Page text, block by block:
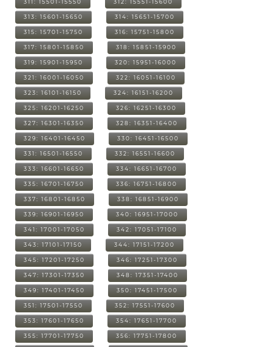
311: 15501-15550 312: 15551-15600
313: 15601-15650 314: 15651-15700
315: 15701-15750 316: 15751-15800
317: 15801-15850 318: 15851-15900
319: 15901-15950 320: 15951-16000
321: 16001-16050 322: 16051-16100
323: 16101-16150 324: 16151-16200
325: 16201-16250 326: 16251-16300
327: 16301-16350 328: 16351-16400
329: 16401-16450 330: 16451-16500
331: 16501-16550 332: 16551-16600
333: 16601-16650 334: 16651-16700
335: 16701-16750 336: 16751-16800
337: 16801-16850 338: 16851-16900
339: 16901-16950 340: 16951-17000
341: 17001-17050 342: 17051-17100
343: 17101-17150 344: 17151-17200
345: 17201-17250 346: 17251-17300
347: 17301-17350 348: 17351-17400
349: 17401-17450 350: 17451-17500
351: 17501-17550 352: 17551-17600
353: 17601-17650 354: 17651-17700
355: 17701-17750 356: 17751-17800